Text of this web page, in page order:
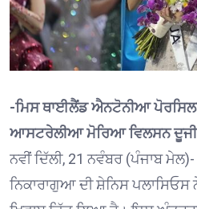
-ਮਿਸ ਥਾਈਲੈਂਡ ਐਨਟੋਨੀਆ
ਆਸਟਰੇਲੀਆ ਮੋਰਿਆ ਵਿਲਸਨ
ਨਵੀਂ ਦਿੱਲੀ, 21 ਨਵੰਬਰ (ਪੰਜਾਬ
ਨਿਕਾਰਾਗੁਆ ਦੀ ਸ਼ੇਨਿਸ ਪਲਾਸਿਓਸ